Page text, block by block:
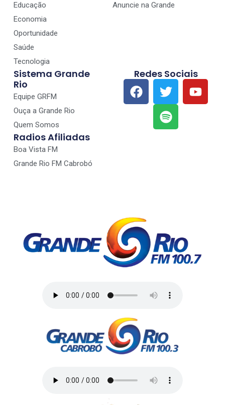
Educação
Economia
Oportunidade
Saúde
Tecnologia
Anuncie na Grande
Sistema Grande
Rio
Equipe GRFM
Ouça a Grande Rio
Quem Somos
Radios Afiliadas
Boa Vista FM
Grande Rio FM Cabrobó
Redes Sociais